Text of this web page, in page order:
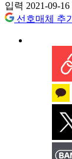
입력 2021-09-16
선호매체 추